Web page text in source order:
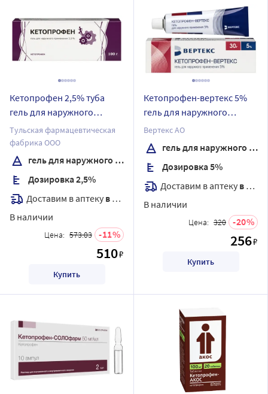
Кетопрофен 2,5% туба
гель для наружного
применения 100 гр
Тульская фармацевтическая
фабрика ООО
гель для наружного применения
Дозировка 2,5%
Доставим в аптеку в течение 7 дней
В наличии
Цена: 573.03 11
510₽
Купить
Кетопрофен-вертекс 5%
гель для наружного
применения 30 гр
Вертекс АО
гель для наружного применения
Дозировка 5%
Доставим в аптеку в течение 7 дней
В наличии
Цена: 320 20
256₽
Купить